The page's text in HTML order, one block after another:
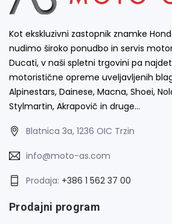
Kot ekskluzivni zastopnik znamke
nudimo široko ponudbo in servis
Ducati, v naši spletni trgovini pa
motoristične opreme uveljavljenih
Alpinestars, Dainese, Macna, Shoei,
Stylmartin, Akrapovič in druge…
Blatnica 3a, 1236 OIC Trzin
info@moto-as.com
Prodaja: +386 1 562 37 00
Prodajni program